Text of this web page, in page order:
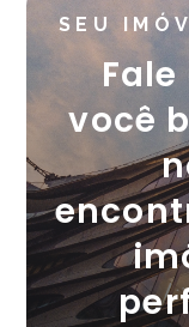
SEU
Fale
você